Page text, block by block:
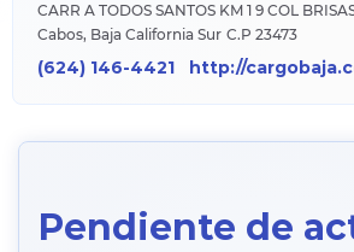
CARR A TODOS SANTOS KM 1 9 COL
Cabos, Baja California Sur C.P 23473
(624) 146-4421 http://
Pendiente de